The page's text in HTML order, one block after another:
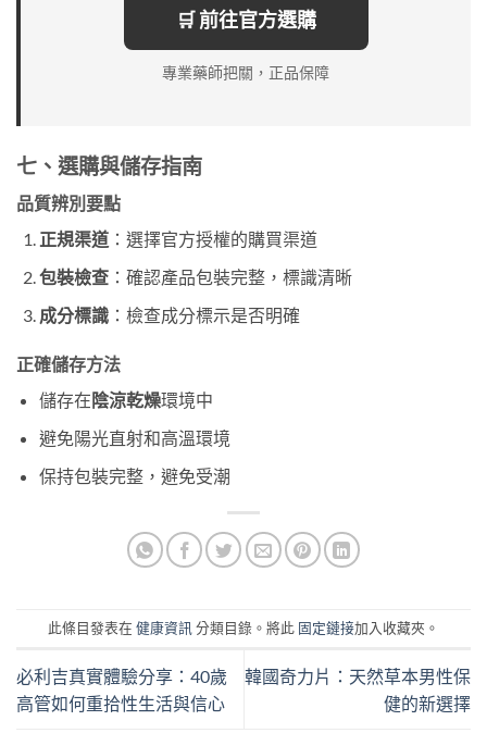
🛒 前往官方選購
專業藥師把關，正品保障
七、選購與儲存指南
品質辨別要點
正規渠道：選擇官方授權的購買渠道
包裝檢查：確認產品包裝完整，標識清晰
成分標識：檢查成分標示是否明確
正確儲存方法
儲存在 陰涼乾燥環境中
避免陽光直射和高溫環境
保持包裝完整，避免受潮
此條目發表在 健康資訊 分類目錄。將此 固定鏈接加入收藏夾。
必利吉真實體驗分享：40歲
高管如何重拾性生活與信心
韓國奇力片：天然草本男性保
健的新選擇